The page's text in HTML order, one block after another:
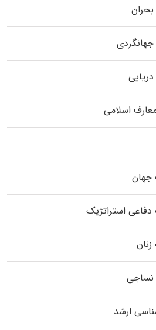
اسلامی
جهان
استراتژیک
نساجی
ارشد